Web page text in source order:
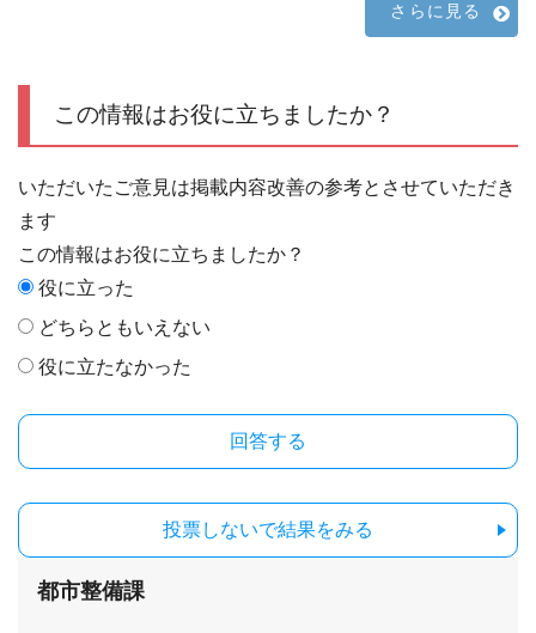
さらに見る
この情報はお役に立ちましたか？
いただいたご意見は掲載内容改善の参考とさせていただき
ます
この情報はお役に立ちましたか？
役に立った
どちらともいえない
役に立たなかった
投票しないで結果をみる
都市整備課